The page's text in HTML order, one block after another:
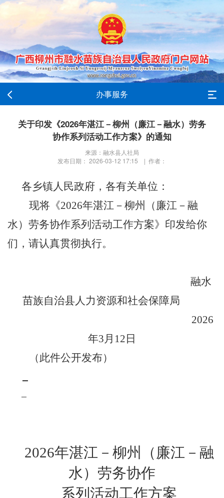
办事服务
关于印发《2026年湛江－柳州（廉江－融水）劳务
协作系列活动工作方案》的通知
来源：融水县人社局
发布日期： 2026-03-12 17:15 | 作者：
各乡镇人民政府， 各有关单位：
现将 《2026年湛江－ 柳州（廉江－ 融
水）劳务协作系列活动工作方案》 印发给你
们，请认真贯彻执行。
融水
苗族自治县人力资源和社会保障局
2026
年3月 12 日
（此件公开发布）
2026年湛江－柳州（廉江－融
水） 劳务协作
系列活动工作方案